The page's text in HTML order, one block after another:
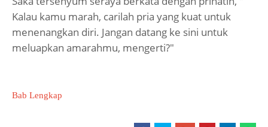
Kalau kamu marah, carilah pria yang kuat untuk
menenangkan diri. Jangan datang ke sini untuk
meluapkan amarahmu, mengerti?"
Bab Lengkap